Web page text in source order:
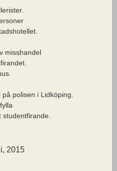
misshandel
polisen i Lidköping.
2015